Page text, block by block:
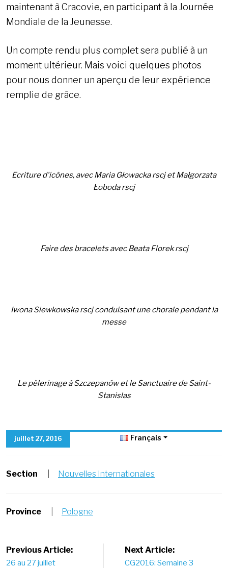
maintenant à Cracovie, en participant à la Journée
Mondiale de la Jeunesse.
Un compte rendu plus complet sera publié à un
moment ultérieur. Mais voici quelques photos
pour nous donner un aperçu de leur expérience
remplie de grâce.
Ecriture d'icônes, avec Maria Głowacka rscj et Małgorzata
Łoboda rscj
Faire des bracelets avec Beata Florek rscj
Iwona Siewkowska rscj conduisant une chorale pendant la
messe
Le pèlerinage à Szczepanów et le Sanctuaire de Saint-
Stanislas
juillet 27, 2016 Français
Section Nouvelles Internationales
Province Pologne
Post
Previous Article:
26 au 27 juillet
Next Article:
CG2016: Semaine 3